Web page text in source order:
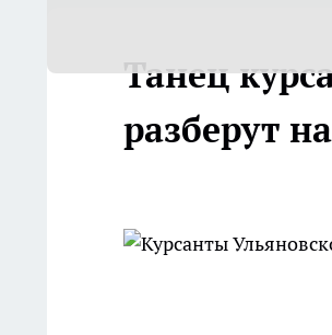
Танец
разберут